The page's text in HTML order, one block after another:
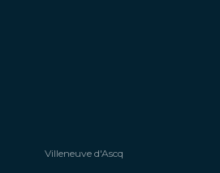
Villeneuve d'Ascq